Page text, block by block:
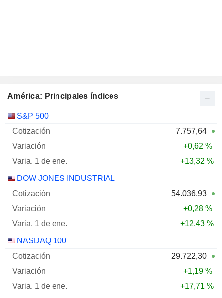
América: Principales índices
S&P 500
7.757,64
+0,62 %
+13,32 %
DOW JONES INDUSTRIAL
54.036,93
+0,28 %
+12,43 %
NASDAQ 100
29.722,30
+1,19 %
+17,71 %